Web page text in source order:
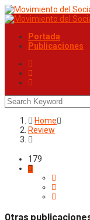
Portada
Publicaciones
Home
Review
179
Otras